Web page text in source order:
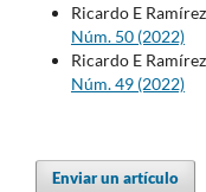
Ricardo E
Núm. 50 (2022)
Ricardo E
Núm. 49 (2022)
Enviar un artículo